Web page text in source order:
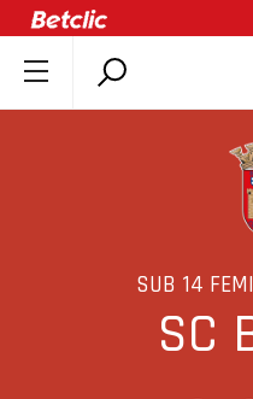
SOBRE A FPB
ASSOCIAÇÕES
SUB 14
SC